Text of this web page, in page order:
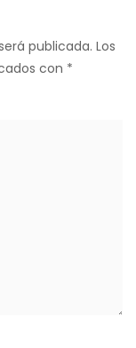
publicada. Los
con *